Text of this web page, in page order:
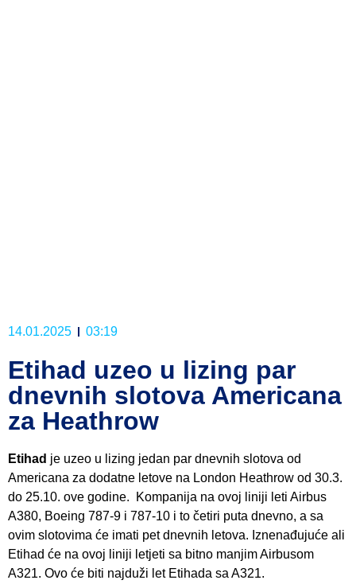
14.01.2025 03:19
Etihad uzeo u lizing par
dnevnih slotova Americana
za Heathrow
Etihad je uzeo u lizing jedan par dnevnih slotova od
Americana za dodatne letove na London Heathrow od 30.3.
do 25.10. ove godine. Kompanija na ovoj liniji leti Airbus
A380, Boeing 787-9 i 787-10 i to četiri puta dnevno, a sa
ovim slotovima će imati pet dnevnih letova. Iznenađujuće ali
Etihad će na ovoj liniji letjeti sa bitno manjim Airbusom
A321. Ovo će biti najduži let Etihada sa A321.